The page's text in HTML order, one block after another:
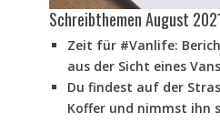
Schreibthemen August
Zeit für #Vanlife:
aus der Sicht eines
Du findest auf der
Koffer und nimmst ihn